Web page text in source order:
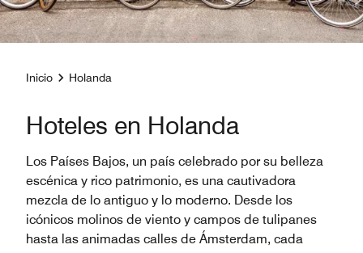
Inicio Holanda
Hoteles en Holanda
Los Países Bajos, un país celebrado por su belleza
escénica y rico patrimonio, es una cautivadora
mezcla de lo antiguo y lo moderno. Desde los
icónicos molinos de viento y campos de tulipanes
hasta las animadas calles de Ámsterdam, cada